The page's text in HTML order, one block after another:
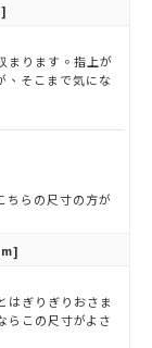
まります。指上が
、そこまで気にな
ちらの尺寸の方が
はぎりぎりおさま
らこの尺寸がよさ